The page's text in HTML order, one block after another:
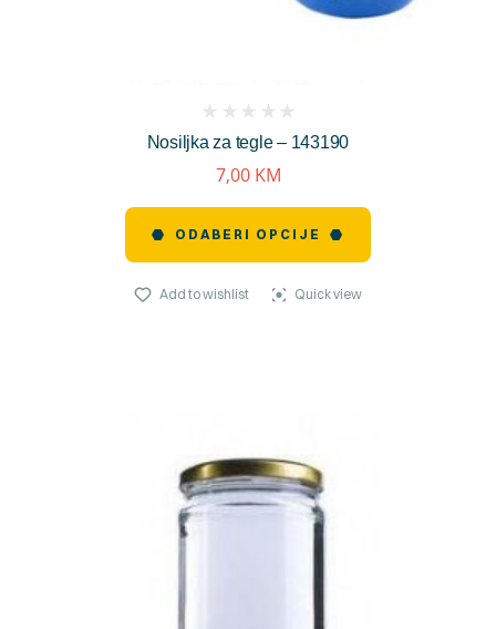
Nosiljka za tegle – 143190
reviews)
7,00 KM
ODABERI OPCIJE
Add to wishlist Quick view